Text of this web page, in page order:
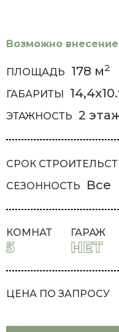
Возможно
ПЛОЩАДЬ 178 м2
ГАБАРИТЫ
ЭТАЖНОСТЬ 2
СРОК
СЕЗОННОСТЬ Все
КОМНАТ
5
ГАРАЖ
НЕТ
ЦЕНА ПО ЗАПРОСУ